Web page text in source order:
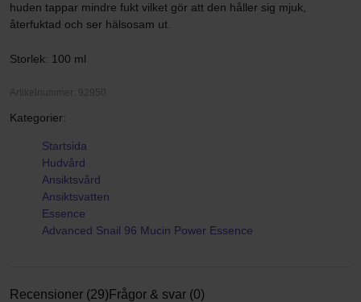
huden tappar mindre fukt vilket gör att den håller sig mjuk,
återfuktad och ser hälsosam ut.
Storlek: 100 ml
Artikelnummer: 92950
Kategorier:
Startsida
Hudvård
Ansiktsvård
Ansiktsvatten
Essence
Advanced Snail 96 Mucin Power Essence
Recensioner (29) Frågor & svar (0)